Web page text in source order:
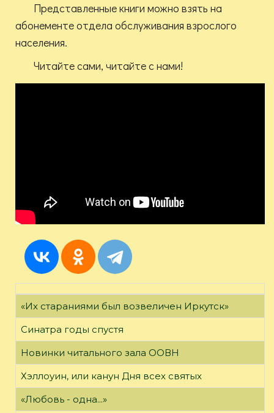
Представленные книги можно взять на
абонементе отдела обслуживания взрослого
населения.
Читайте сами, читайте с нами!
«Их стараниями был возвеличен Иркутск»
Синатра годы спустя
Новинки читального зала ООВН
Хэллоуин, или канун Дня всех святых
«Любовь - одна...»